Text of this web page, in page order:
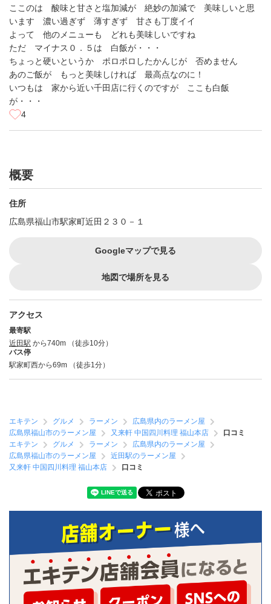
ここのは 酸味と甘さと塩加減が 絶妙の加減で 美味しいと思
います 濃い過ぎず 薄すぎず 甘さも丁度イイ
よって 他のメニューも どれも美味しいですね
ただ マイナス０．５は 白飯が・・・
ちょっと硬いというか ポロポロしたかんじが 否めません
あのご飯が もっと美味しければ 最高点なのに！
いつもは 家から近い千田店に行くのですが ここも白飯
が・・・
4
概要
住所
広島県福山市駅家町近田２３０－１
Googleマップで見る
地図で場所を見る
アクセス
最寄駅
近田駅 から740m （徒歩10分）
バス停
駅家町西から69m （徒歩1分）
エキテン グルメ ラーメン
広島県内のラーメン屋
広島県福山市のラーメン屋
又来軒 中国四川料理 福山本店
口コミ
エキテン
グルメ ラーメン
広島県内のラーメン屋
広島県福山市のラーメン屋
近田駅のラーメン屋
又来軒 中国四川料理 福山本店
口コミ